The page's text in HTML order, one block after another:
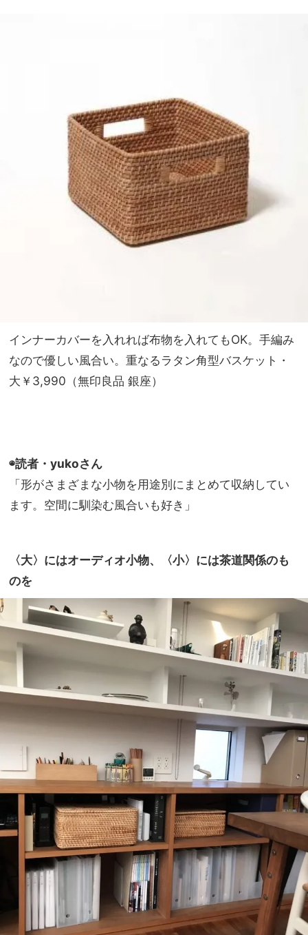
インナーカバーを入れれば布物を入れてもOK。手編み
なので優しい風合い。重なるラタン角型バスケット・
大￥3,990（無印良品 銀座）
◉読者・yukoさん
「形がさまざまな小物を用途別にまとめて収納してい
ます。空間に馴染む風合いも好き」
〈大〉にはオーディオ小物、
〈小〉には茶道関係のも
のを